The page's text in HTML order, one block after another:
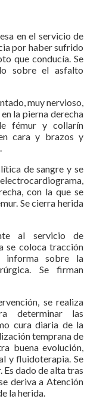
en el servicio de
por haber sufrido
que conducía. Se
sobre el asfalto
muy nervioso,
la pierna derecha
fémur y collarín
cara y brazos y
de sangre y se
con la que se
Se cierra herida
al servicio de
se coloca tracción
informa sobre la
Se firman
se realiza
determinar las
cura diaria de la
temprana de
buena evolución,
y fluidoterapia. Se
dado de alta tras
deriva a Atención
la herida.